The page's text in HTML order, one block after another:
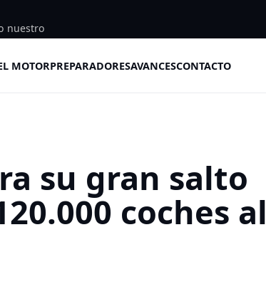
nuestro
MOTORPREPARADORESAVANCESCONTACTO
su gran salto
coches al